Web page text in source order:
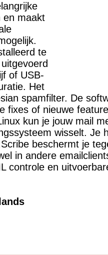
en maakt
te
of USB-
Het
spamfilter. De
fixes of nieuwe
kun je jouw mail
wisselt. Je
beschermt je
in andere
controle en